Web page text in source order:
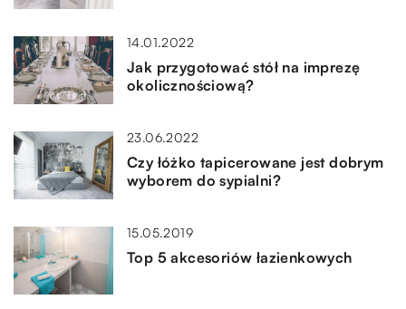
14.01.2022
Jak przygotować stół na imprezę
okolicznościową?
23.06.2022
Czy łóżko tapicerowane jest dobrym
wyborem do sypialni?
15.05.2019
Top 5 akcesoriów łazienkowych